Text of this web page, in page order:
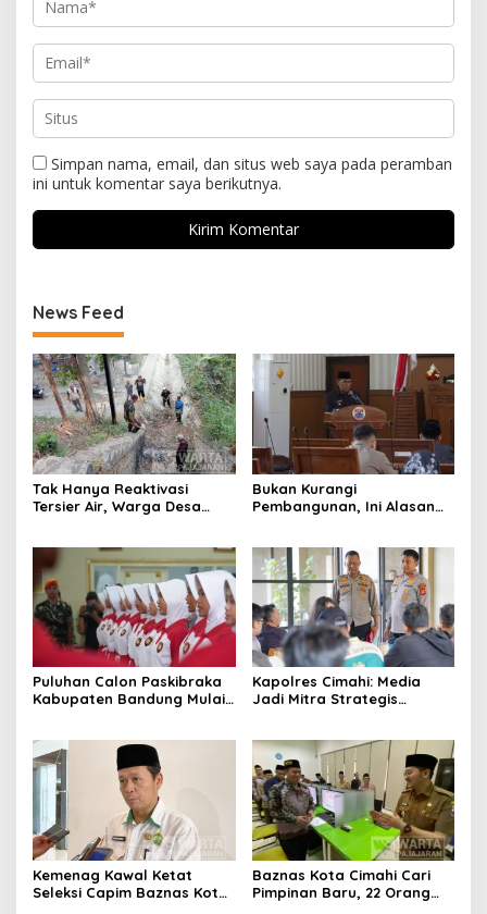
Simpan nama, email, dan situs web saya pada peramban
ini untuk komentar saya berikutnya.
News Feed
Tak Hanya Reaktivasi
Tersier Air, Warga Desa
Bukan Kurangi
Pembangunan, Ini Alasan
Daerah
Puluhan Calon Paskibraka
Kabupaten Bandung Mulai
Kapolres Cimahi: Media
Jadi Mitra Strategis
Kemenag Kawal Ketat
Seleksi Capim Baznas Kota
Baznas Kota Cimahi Cari
Pimpinan Baru, 22 Orang